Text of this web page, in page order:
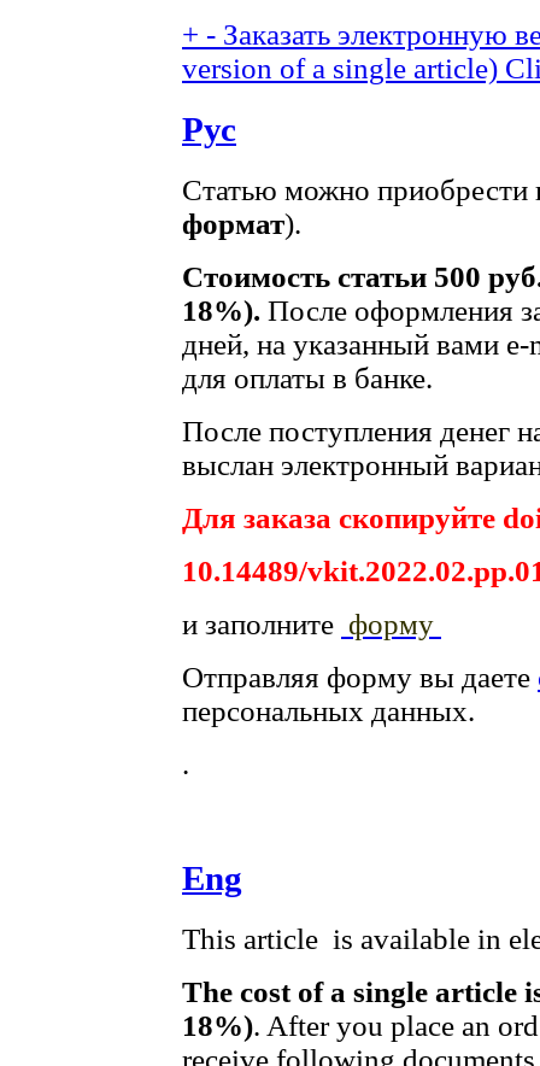
+ - Заказать электронную
version of a single article)
Рус
Статью можно приобрести
формат).
Стоимость статьи 500
18%). После оформления
дней, на указанный вами
для оплаты в банке.
После поступления денег
выслан электронный
Для заказа скопируйте
10.14489/
и заполните форму
Отправляя форму вы даете
персональных данных.
.
Eng
This article is available in
The cost of a single article
18%). After you place an
receive following